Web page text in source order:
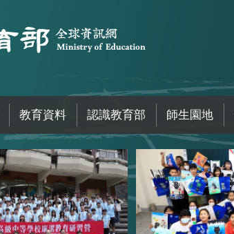
教育資料 認識教育部 師生園地